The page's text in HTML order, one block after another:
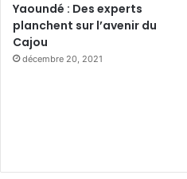
Yaoundé : Des experts
planchent sur l’avenir du
Cajou
décembre 20, 2021